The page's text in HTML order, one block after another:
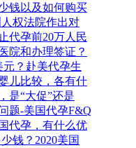
钱以及如何购买
权法院作出对
代孕前20万人民
院和办理签证？
元？赴美代孕生
儿比较，各有什
是“大促”还是
题-美国代孕F&Q
代孕，有什么优
钱？2020美国